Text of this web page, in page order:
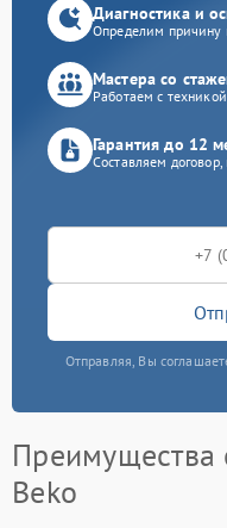
Диагностика и
Определим причину
Мастера со
Работаем с
Гарантия до 12
Составляем
Отправляя, Вы
Преимущества
Beko